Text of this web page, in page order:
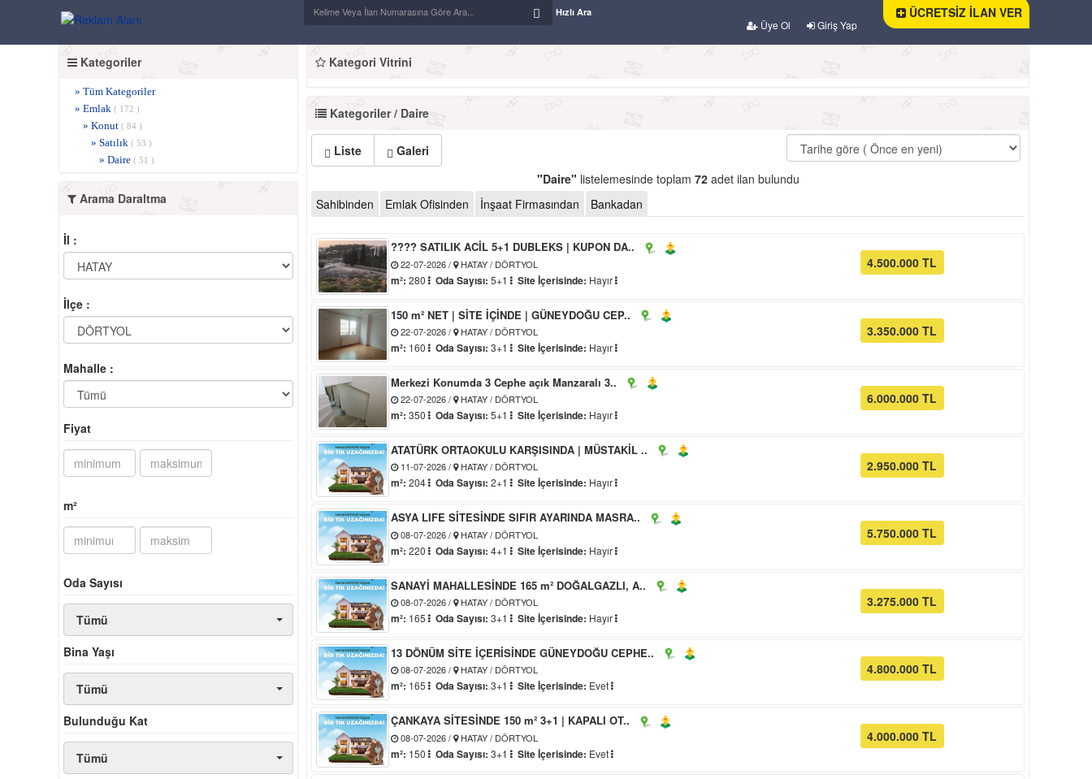
Üye Ol Giriş Yap
Hızlı Ara ÜCRETSİZ İLAN VER
Kategoriler
» Tüm Kategoriler
» Emlak ( 172 )
» Konut ( 84 )
» Satılık ( 53 )
» Daire ( 51 )
Arama Daraltma
İl :
İlçe :
Mahalle :
Fiyat
m²
Oda Sayısı
Tümü
Bina Yaşı
Tümü
Bulunduğu Kat
Tümü
Kategori Vitrini
Kategoriler / Daire
Liste
Galeri
"Daire" listelemesinde toplam 72adet ilan bulundu
Sahibinden
Emlak Ofisinden İnşaat Firmasından Bankadan
???? SATILIK ACİL 5+1 DUBLEKS | KUPON DA..
22-07-2026 / HATAY / DÖRTYOL
m²: 280 Oda Sayısı: 5+1 Site İçerisinde: Hayır
4.500.000 TL
150 m² NET | SİTE İÇİNDE | GÜNEYDOĞU CEP..
22-07-2026 / HATAY / DÖRTYOL
m²: 160 Oda Sayısı: 3+1 Site İçerisinde: Hayır
3.350.000 TL
Merkezi Konumda 3 Cephe açık Manzaralı 3..
22-07-2026 / HATAY / DÖRTYOL
m²: 350 Oda Sayısı: 5+1 Site İçerisinde: Hayır
6.000.000 TL
ATATÜRK ORTAOKULU KARŞISINDA | MÜSTAKİL ..
11-07-2026 / HATAY / DÖRTYOL
m²: 204 Oda Sayısı: 2+1 Site İçerisinde: Hayır
2.950.000 TL
ASYA LIFE SİTESİNDE SIFIR AYARINDA MASRA..
08-07-2026 / HATAY / DÖRTYOL
m²: 220 Oda Sayısı: 4+1 Site İçerisinde: Hayır
5.750.000 TL
SANAYİ MAHALLESİNDE 165 m² DOĞALGAZLI, A..
08-07-2026 / HATAY / DÖRTYOL
m²: 165 Oda Sayısı: 3+1 Site İçerisinde: Hayır
3.275.000 TL
13 DÖNÜM SİTE İÇERİSİNDE GÜNEYDOĞU CEPHE..
08-07-2026 / HATAY / DÖRTYOL
m²: 165 Oda Sayısı: 3+1 Site İçerisinde: Evet
4.800.000 TL
ÇANKAYA SİTESİNDE 150 m² 3+1 | KAPALI OT..
08-07-2026 / HATAY / DÖRTYOL
m²: 150 Oda Sayısı: 3+1 Site İçerisinde: Evet
4.000.000 TL